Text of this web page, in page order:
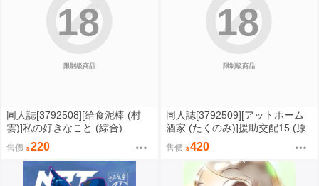
限制級商品
18
同人誌[3792508][給食泥棒 (村
雲)]私の好きなこと (綜合)
售價 220
限制級商品
18
同人誌[3792509][アットホーム
酒家 (たくのみ)]援助交配15 (原
售價 420